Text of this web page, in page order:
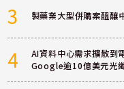
3 製藥業大型併購案醞釀
4
AI資料中心需求擴散
Google逾10億美元光